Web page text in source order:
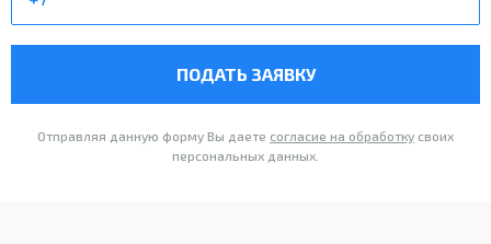
ПОДАТЬ ЗАЯВКУ
Отправляя данную форму Вы даете согласие на обработку своих
персональных данных.